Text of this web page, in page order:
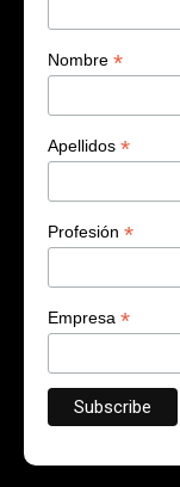
Nombre *
Apellidos *
Profesión *
Empresa *